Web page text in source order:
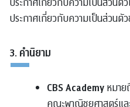
ประกาศเกี่ยวกับความเป็นส่วนตั
3. คำนิยาม
CBS Academy หมาย
คณะพาณิชยศาสตร์แ